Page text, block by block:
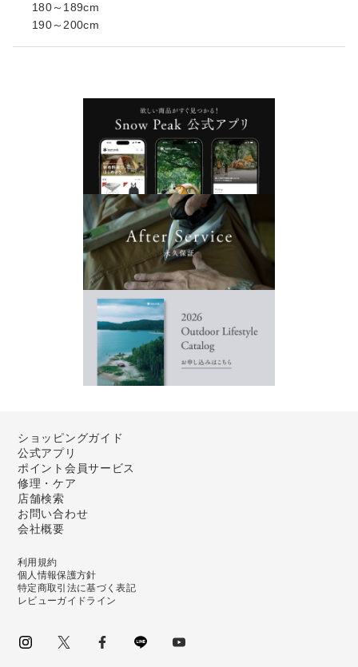
180～189cm
190～200cm
ショッピングガイド
公式アプリ
ポイント会員サービス
修理・ケア
店舗検索
お問い合わせ
会社概要
利用規約
個人情報保護方針
特定商取引法に基づく表記
レビューガイドライン